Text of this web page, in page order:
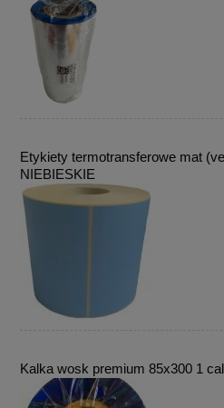
Etykiety termotransferowe mat
NIEBIESKIE
Kalka wosk premium 85x300 1